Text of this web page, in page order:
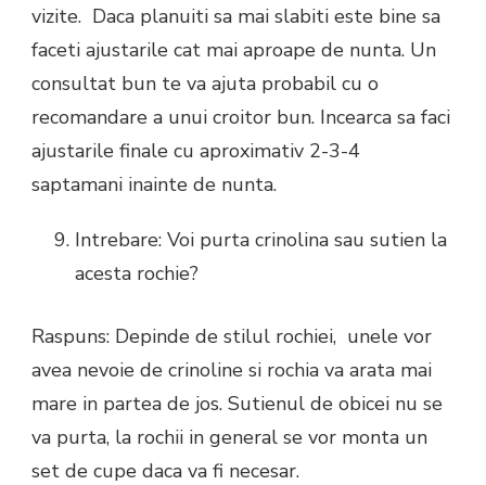
vizite. Daca planuiti sa mai slabiti este bine sa
faceti ajustarile cat mai aproape de nunta. Un
consultat bun te va ajuta probabil cu o
recomandare a unui croitor bun. Incearca sa faci
ajustarile finale cu aproximativ 2-3-4
saptamani inainte de nunta.
Intrebare: Voi purta crinolina sau sutien la
acesta rochie?
Raspuns: Depinde de stilul rochiei, unele vor
avea nevoie de crinoline si rochia va arata mai
mare in partea de jos. Sutienul de obicei nu se
va purta, la rochii in general se vor monta un
set de cupe daca va fi necesar.